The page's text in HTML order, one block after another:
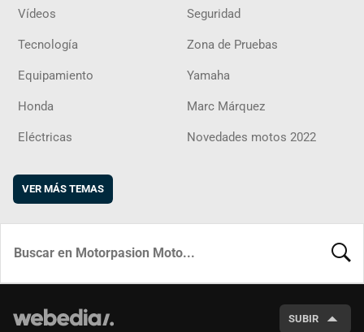
Vídeos Seguridad
Tecnología Zona de Pruebas
Equipamiento Yamaha
Honda Marc Márquez
Eléctricas Novedades motos 2022
VER MÁS TEMAS
SUBIR